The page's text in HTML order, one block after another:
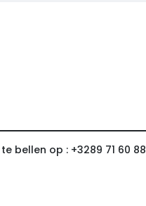
bellen op : +3289 71 60 88